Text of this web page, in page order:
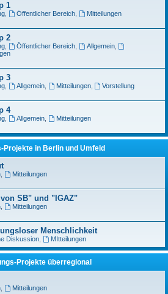
1
, Öffentlicher Bereich,
Mitteilungen
2
, Öffentlicher Bereich, Allgemein,
3
, Allgemein, Mitteilungen,
Vorstellung
4
, Allgemein,
Mitteilungen
Projekte in Berlin und Umfeld
,
Mitteilungen
SB" und "IGAZ"
,
Mitteilungen
Menschlichkeit
Diskussion, MItteilungen
Projekte überregional
,
Mitteilungen